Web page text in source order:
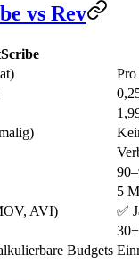
vs Rev
5
AVI)
✅
Budgets